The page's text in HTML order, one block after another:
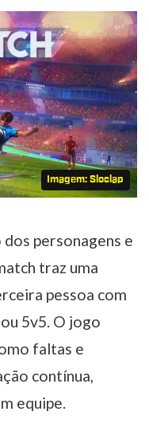
Imagem: Sloclap
personagens e
traz uma
pessoa com
5v5. O jogo
faltas e
contínua,
equipe.